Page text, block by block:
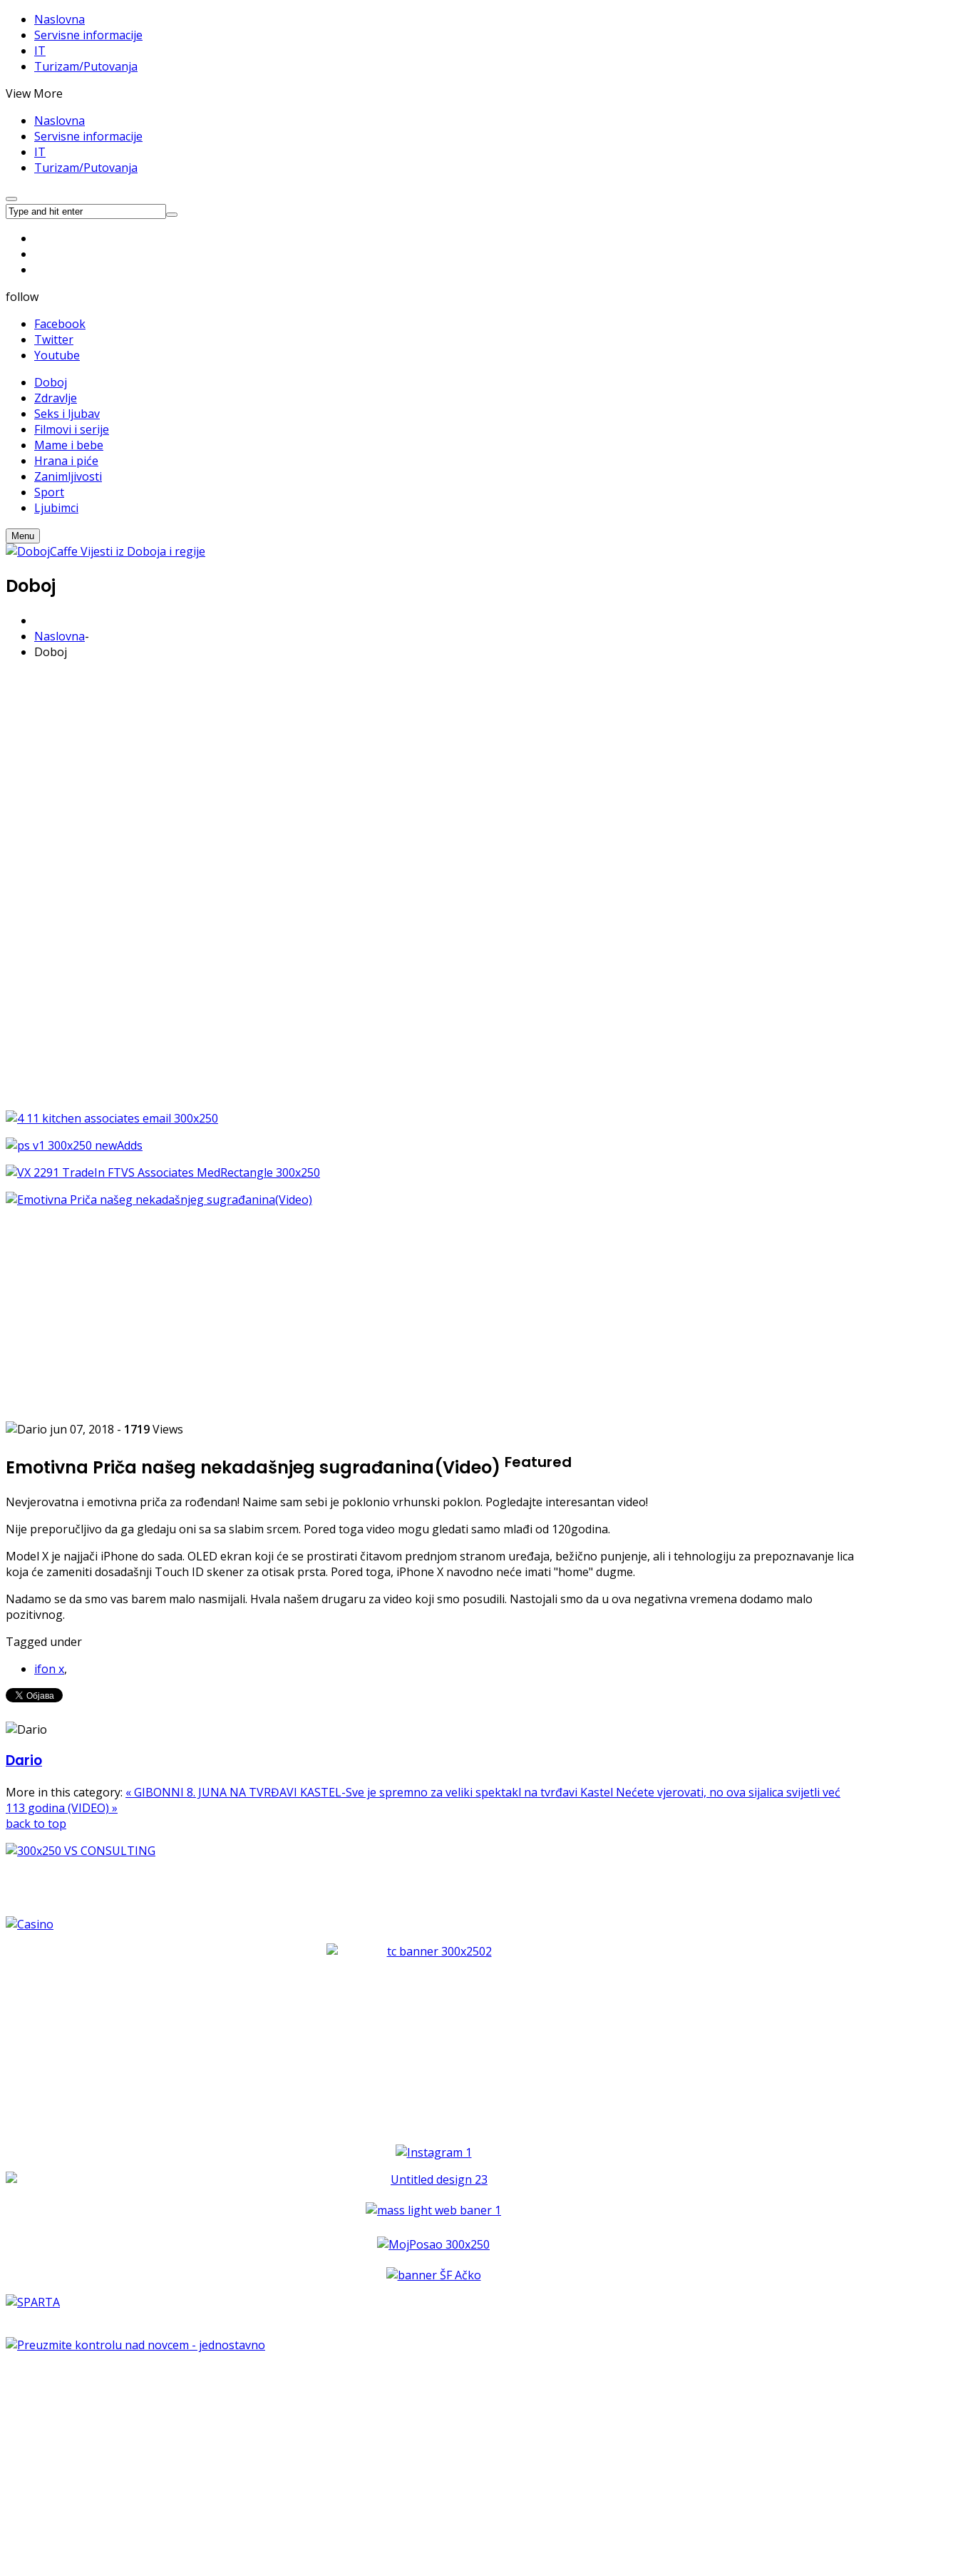
Naslovna
Servisne informacije
IT
Turizam/Putovanja
View More
Naslovna
Servisne informacije
IT
Turizam/Putovanja
follow
Facebook
Twitter
Youtube
Doboj
Zdravlje
Seks i ljubav
Filmovi i serije
Mame i bebe
Hrana i piće
Zanimljivosti
Sport
Ljubimci
Menu
Doboj
Naslovna-
Doboj
jun 07, 2018 - 1719Views
Emotivna Priča našeg nekadašnjeg sugrađanina(Video) Featured
Nevjerovatna i emotivna priča za rođendan! Naime sam sebi je poklonio vrhunski poklon. Pogledajte interesantan video!
Nije preporučljivo da ga gledaju oni sa sa slabim srcem. Pored toga video mogu gledati samo mlađi od 120godina.
Model X je najjači iPhone do sada. OLED ekran koji će se prostirati čitavom prednjom stranom uređaja, bežično punjenje, ali i tehnologiju za prepoznavanje lica
koja će zameniti dosadašnji Touch ID skener za otisak prsta. Pored toga, iPhone X navodno neće imati "home" dugme.
Nadamo se da smo vas barem malo nasmijali. Hvala našem drugaru za video koji smo posudili. Nastojali smo da u ova negativna vremena dodamo malo
pozitivnog.
Tagged under
ifon x,
Dario
More in this category: « GIBONNI 8. JUNA NA TVRĐAVI KASTEL-Sve je spremno za veliki spektakl na tvrđavi Kastel Nećete vjerovati, no ova sijalica svijetli već
113 godina (VIDEO) »
back to top